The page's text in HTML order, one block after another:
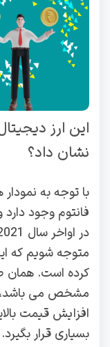
نشان داد؟
با توجه به نمودار
فانتوم وجود
کرده است. همان
مشخص می باشد،
افزایش قیمت
بسیاری قرار بگیرد.